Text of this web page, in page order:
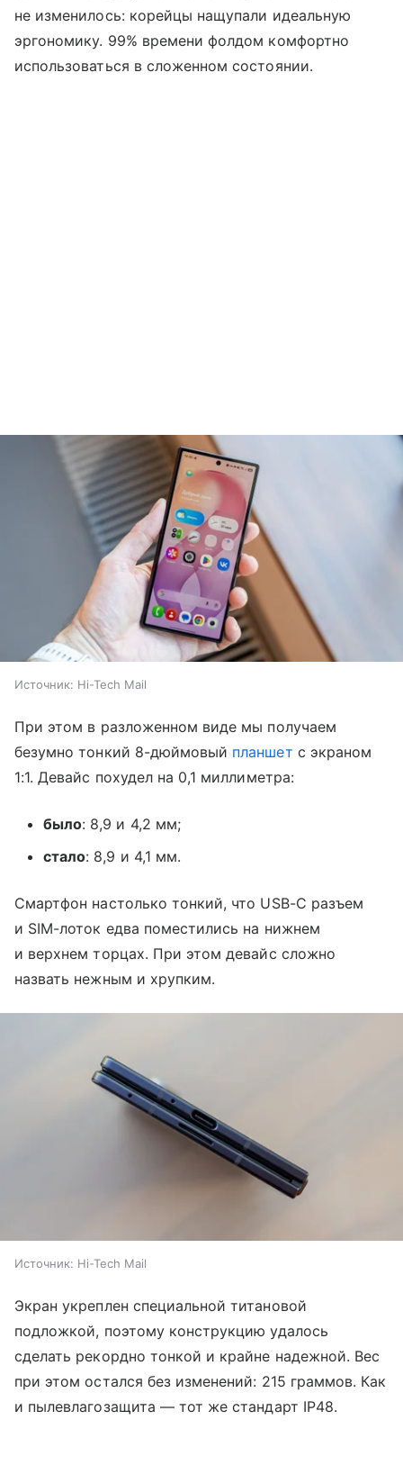
не изменилось: корейцы нащупали идеальную
эргономику. 99% времени фолдом комфортно
использоваться в сложенном состоянии.
Источник: Hi-Tech Mail
При этом в разложенном виде мы получаем
безумно тонкий 8-дюймовый планшет с экраном
1:1. Девайс похудел на 0,1 миллиметра:
было: 8,9 и 4,2 мм;
стало: 8,9 и 4,1 мм.
Смартфон настолько тонкий, что USB-C разъем
и SIM-лоток едва поместились на нижнем
и верхнем торцах. При этом девайс сложно
назвать нежным и хрупким.
Источник: Hi-Tech Mail
Экран укреплен специальной титановой
подложкой, поэтому конструкцию удалось
сделать рекордно тонкой и крайне надежной. Вес
при этом остался без изменений: 215 граммов. Как
и пылевлагозащита — тот же стандарт IP48.